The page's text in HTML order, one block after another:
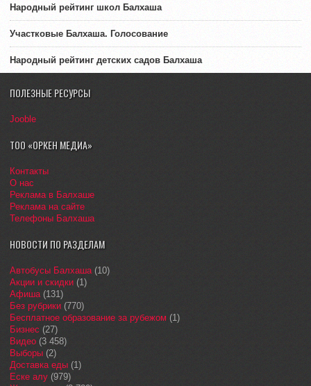
Народный рейтинг школ Балхаша
Участковые Балхаша. Голосование
Народный рейтинг детских садов Балхаша
ПОЛЕЗНЫЕ РЕСУРСЫ
Jooble
ТОО «ОРКЕН МЕДИА»
Контакты
О нас
Реклама в Балхаше
Реклама на сайте
Телефоны Балхаша
НОВОСТИ ПО РАЗДЕЛАМ
Автобусы Балхаша(10)
Акции и скидки (1)
Афиша(131)
Без рубрики (770)
Бесплатное образование за рубежом (1)
Бизнес (27)
Видео (3 458)
Выборы (2)
Доставка еды (1)
Еске алу (979)